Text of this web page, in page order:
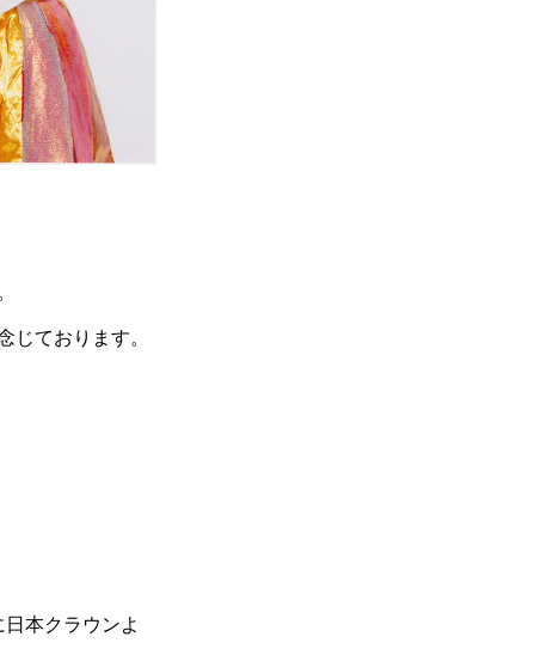
じております。
本クラウンよ